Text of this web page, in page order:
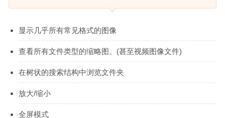
显示几乎所有常见格式的图像
查看所有文件类型的缩略图。(甚至视频图像文件)
在树状的搜索结构中浏览文件夹
放大/缩小
全屏模式